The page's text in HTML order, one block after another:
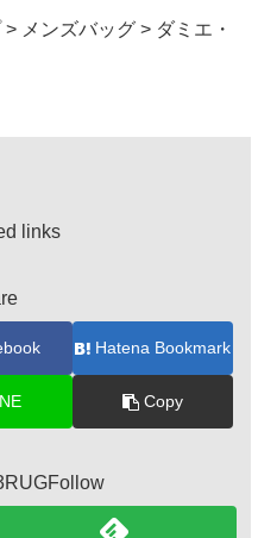
メンズバッグ > ダミエ・
links
Hatena Bookmark
Copy